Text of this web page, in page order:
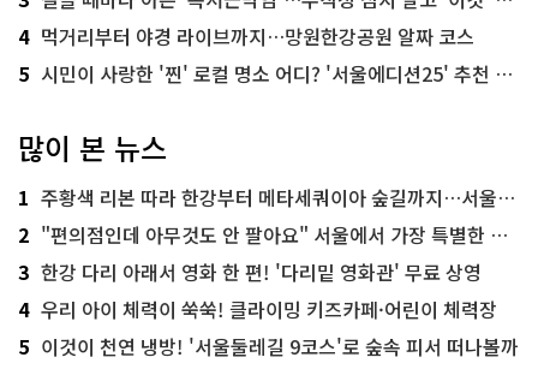
4 먹거리부터 야경 라이브까지…망원한강공원 알짜 코스
5 시민이 사랑한 '찐' 로컬 명소 어디? '서울에디션25' 추천 코스
많이 본 뉴스
1 주황색 리본 따라 한강부터 메타세쿼이아 숲길까지…서울둘레길 15코스
2 "편의점인데 아무것도 안 팔아요" 서울에서 가장 특별한 편의점의 정체
3 한강 다리 아래서 영화 한 편! '다리밑 영화관' 무료 상영
4 우리 아이 체력이 쑥쑥! 클라이밍 키즈카페·어린이 체력장
5 이것이 천연 냉방! '서울둘레길 9코스'로 숲속 피서 떠나볼까